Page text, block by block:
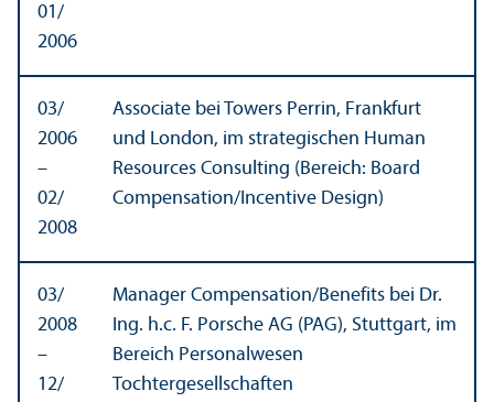
01/
2006
03/
2006
–
02/
2008
Associate bei Towers Perrin, Frankfurt
und London, im strategischen Human
Resources Consulting (Bereich: Board
Compensation/ Incentive Design)
03/
2008
–
12/
Manager Compensation/Benefits bei Dr.
Ing. h.c. F. Porsche AG (PAG), Stuttgart, im
Bereich Personalwesen
Tochtergesellschaften